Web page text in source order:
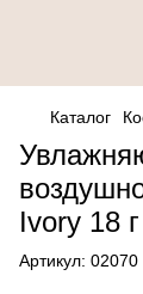
Каталог
Ivory 18 г
Артикул: 02070